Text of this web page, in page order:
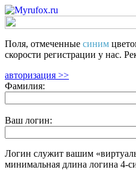
Поля, отмеченные синим
скорости регистрации у нас.
авторизация >>
Фамилия:
Ваш логин:
Логин служит вашим
минимальная длина логина 4-